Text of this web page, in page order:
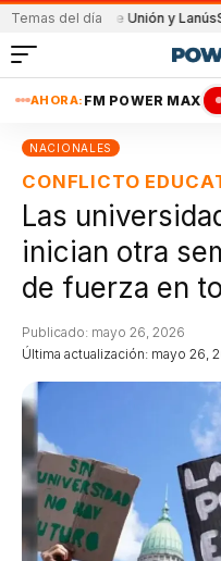
Temas del día
de Unión y LanúsSanta Fe
AHORA: FM POWER MAX
NACIONALES
CONFLICTO
Las
inician otra
de fuerza en
Última actualización: mayo 26,
Publicado: mayo 26, 2026